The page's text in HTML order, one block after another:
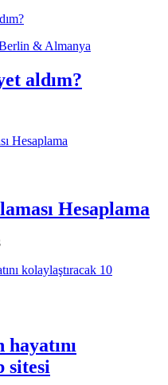
& Almanya
aldım?
Hesaplama
sitesi